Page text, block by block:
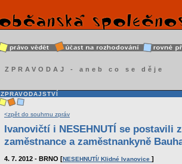
ZPRAVODAJ - aneb co se děje
ZPRAVODAJSTVÍ
<zpět do souhrnu zpráv
Ivanovičtí i NESEHNUTÍ se postavili
zaměstnance a zaměstnankyně
4. 7. 2012 - BRNO [NESEHNUTÍ/ Klidné Ivanovice ]